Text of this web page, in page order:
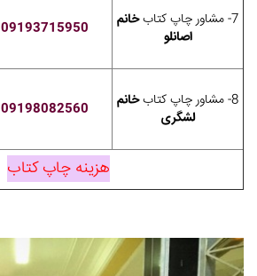
7- مشاور چاپ کتاب
خانم
اصانلو
09193715950
8- مشاور چاپ کتاب
خانم
لشگری
09198082560
هزینه چاپ کتاب